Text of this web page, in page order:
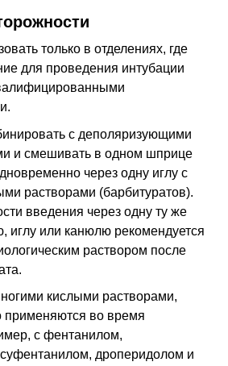
только в отделениях, где
для проведения интубации
с деполяризующими
и смешивать в одном шприце
через одну иглу с
растворами (барбитуратов).
введения через одну ту же
иглу или канюлю рекомендуется
раствором после
кислыми растворами,
применяются во время
с фентанилом,
дроперидолом и